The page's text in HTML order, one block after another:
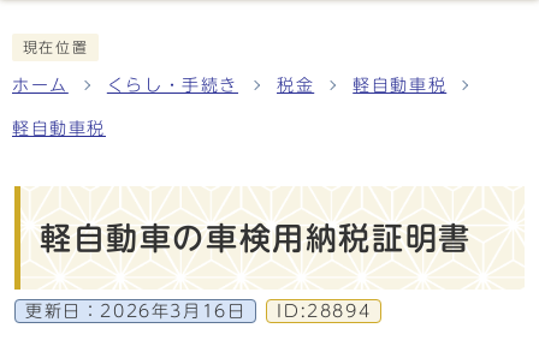
現在位置
ホーム くらし・手続き 税金 軽自動車税
軽自動車税
軽自動車の車検用納税証明書
更新日： 2026年3月16日 ID:28894